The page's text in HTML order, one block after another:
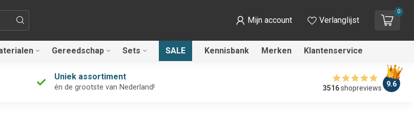
Mijn account Verlanglijst
0
Gereedschap Sets SALE Kennisbank Merken Klantenservice
Uniek assortiment
én de grootste van Nederland! 3516shopreviews 9.6